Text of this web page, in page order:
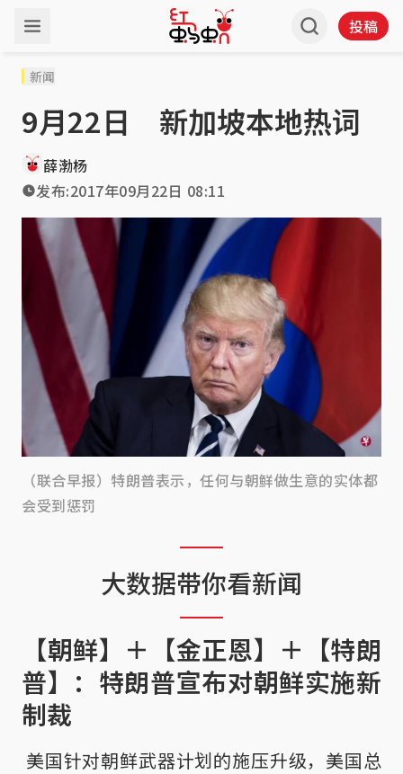
投稿
新闻
9月22日 新加坡本地热词
薛渤杨
发布:2017年09月22日 08:11
（联合早报）特朗普表示，任何与朝鲜做生意的实体都
会受到惩罚
大数据带你看新闻
【朝鲜】＋【金正恩】＋【特朗
普】：特朗普宣布对朝鲜实施新
制裁
美国针对朝鲜武器计划的施压升级，美国总